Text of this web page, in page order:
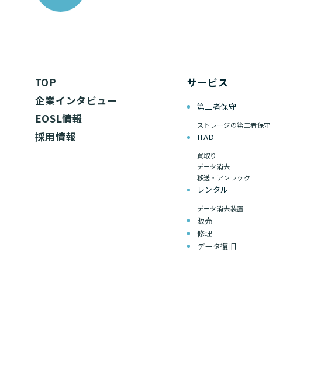
TOP
企業インタビュー
EOSL情報
採用情報
サービス
第三者保守
ストレージの第三者保守
ITAD
買取り
データ消去
移送・アンラック
レンタル
データ消去装置
販売
修理
データ復旧